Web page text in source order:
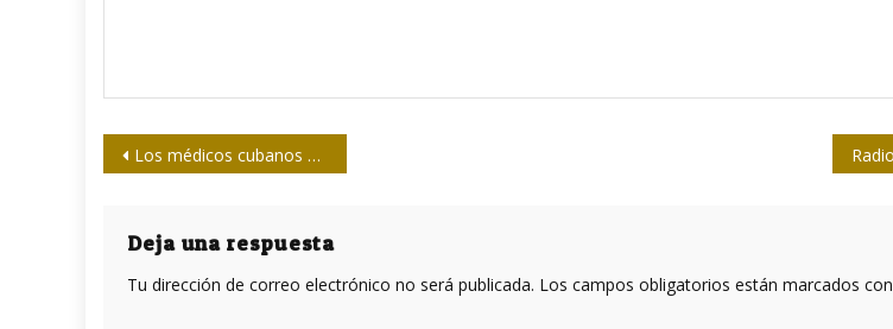
Navegación
entradas
Los médicos cubanos en nuestra América
Deja una respuesta
Tu dirección de correo electrónico no será publicada. Los campos obligatorios están marcados con